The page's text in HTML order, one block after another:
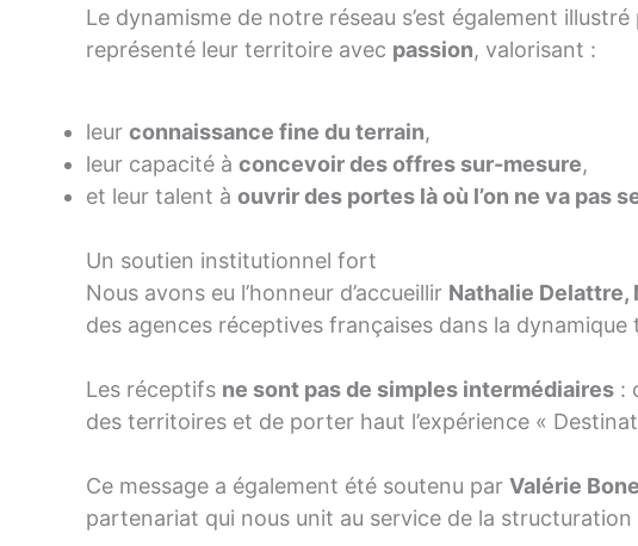
Le dynamisme de notre réseau s’est également illustré
représenté leur territoire avec passion, valorisant :
leur connaissance fine du terrain,
leur capacité à concevoir des offres sur-mesure,
et leur talent à ouvrir des portes là où l’on ne va pas
Un soutien institutionnel fort
Nous avons eu l’honneur d’accueillir Nathalie Delattre,
des agences réceptives françaises dans la
Les réceptifs ne sont pas de simples intermédiaires :
des territoires et de porter haut l’expérience «
Ce message a également été soutenu par Valérie
partenariat qui nous unit au service de la